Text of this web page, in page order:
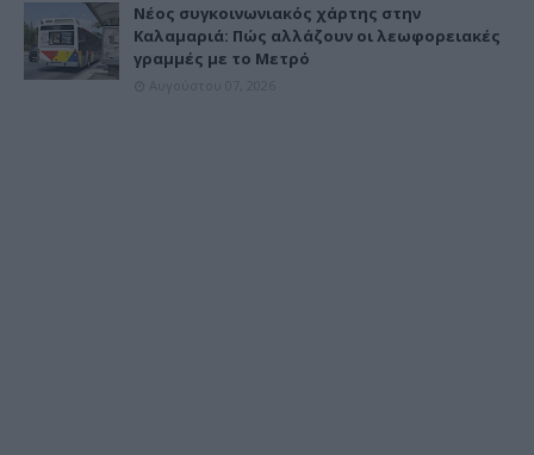
Νέος συγκοινωνιακός χάρτης στην
Καλαμαριά: Πώς αλλάζουν οι λεωφορειακές
γραμμές με το Μετρό